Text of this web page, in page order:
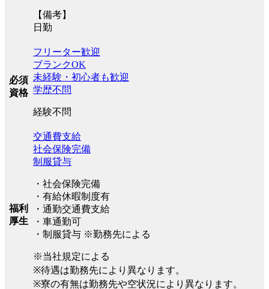
【備考】
日勤
必須
資格
フリーター歓迎
ブランクOK
未経験・初心者も歓迎
学歴不問
経験不問
福利
厚生
交通費支給
社会保険完備
制服貸与
・社会保険完備
・有給休暇制度有
・通勤交通費支給
・車通勤可
・制服貸与 ※勤務先による
※当社規定による
※待遇は勤務先により異なります。
※寮の有無は勤務先や空状況により異なります。